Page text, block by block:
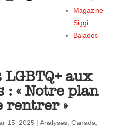
Magazine
Siggi
Balados
LGBTQ+ aux
: « Notre plan
rentrer »
15, 2025 | Analyses, Canada